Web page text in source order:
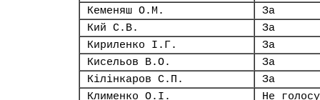
Кеменяш О.М.
За
Кий С.В.
За
Кириленко І.Г.
За
Кисельов В.О.
За
Кілінкаров С.П.
За
Клименко О.І.
Не